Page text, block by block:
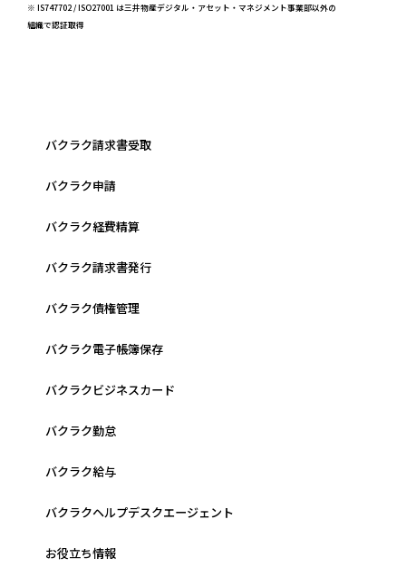
※ IS747702 / ISO27001 は三井物産デジタル・アセット・マネジメント事業部以外の
組織で認証取得
バクラク請求書受取
バクラク申請
バクラク経費精算
バクラク請求書発行
バクラク債権管理
バクラク電子帳簿保存
バクラクビジネスカード
バクラク勤怠
バクラク給与
バクラクヘルプデスクエージェント
お役立ち情報